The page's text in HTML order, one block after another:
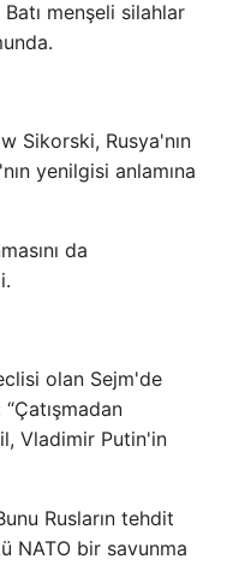
menşeli silahlar
Sikorski, Rusya'nın
yenilgisi anlamına
da
olan Sejm'de
Vladimir Putin'in
Rusların tehdit
NATO bir savunma